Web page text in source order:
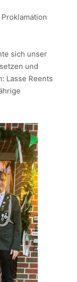
sich unser
und
Lasse Reents